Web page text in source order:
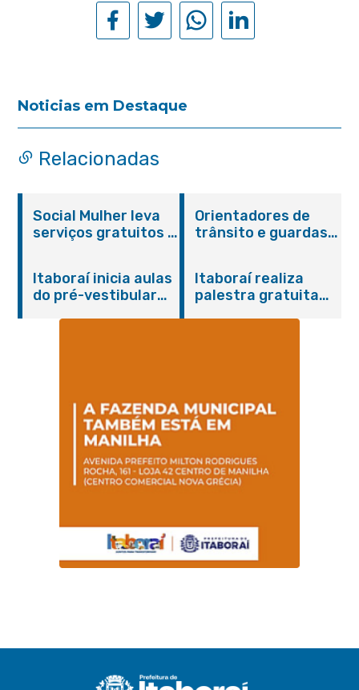
Noticias em Destaque
Relacionadas
Social Mulher leva
serviços gratuitos à
sexta-feira (07/08)
Orientadores de
trânsito e guardas
primeiros socorros
em Itaboraí
Itaboraí inicia aulas
do pré-vestibular
Itaboraí realiza
palestra gratuita